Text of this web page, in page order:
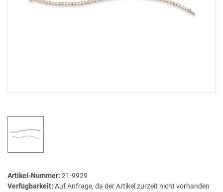
Artikel-Nummer: 21-9929
Verfügbarkeit: Auf Anfrage, da der Artikel zurzeit nicht vorhanden